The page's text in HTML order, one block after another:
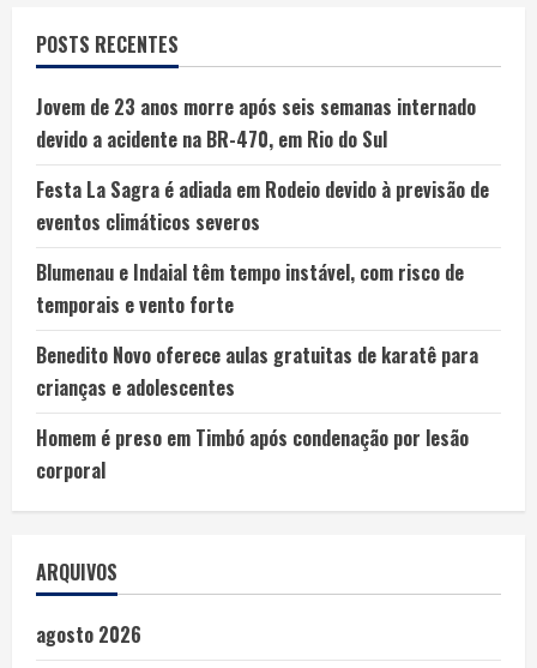
POSTS RECENTES
Jovem de 23 anos morre após seis semanas internado
devido a acidente na BR-470, em Rio do Sul
Festa La Sagra é adiada em Rodeio devido à previsão de
eventos climáticos severos
Blumenau e Indaial têm tempo instável, com risco de
temporais e vento forte
Benedito Novo oferece aulas gratuitas de karatê para
crianças e adolescentes
Homem é preso em Timbó após condenação por lesão
corporal
ARQUIVOS
agosto 2026